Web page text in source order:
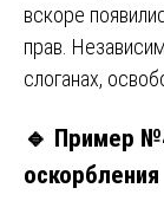
вскоре
прав.
слоганах,
🔹 Пример
оскорбления